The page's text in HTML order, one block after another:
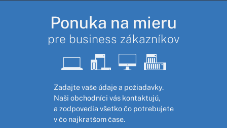
Ponuka na mieru
pre business zákazníkov
Zadajte vaše údaje a požiadavky.
Naši obchodníci vás kontaktujú,
a zodpovedia všetko čo potrebujete
v čo najkratšom čase.